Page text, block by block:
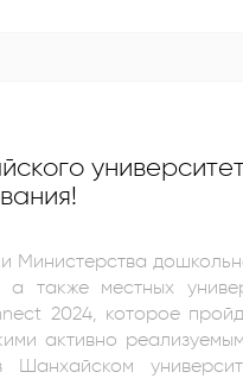
Министерства
а также местных
которое пройдет с 19 по 21
активно
университете